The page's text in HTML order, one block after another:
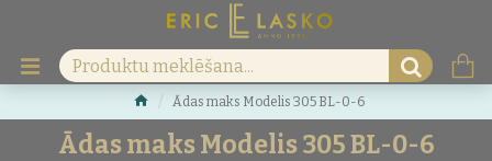
Ādas maks Modelis 305 BL-0-6
Ādas maks Modelis 305 BL-0-6